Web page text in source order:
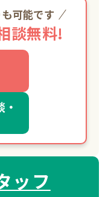
可能です
談無料!
ッフ